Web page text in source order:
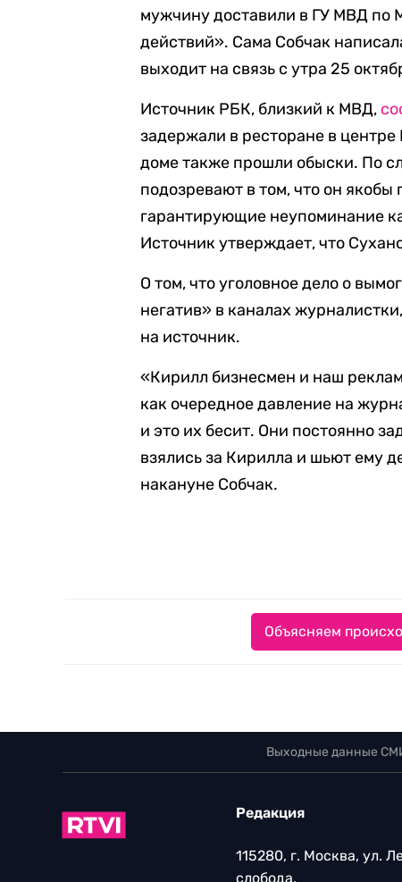
мужчину доставили в ГУ МВД по
действий». Сама Собчак
выходит на связь с утра 25
Источник РБК, близкий к МВД,
задержали в ресторане в
доме также прошли обыски. По
подозревают в том, что он якобы
гарантирующие неупоминание
Источник утверждает, что
О том, что уголовное дело о
негатив» в каналах
на источник.
«Кирилл бизнесмен и наш
как очередное давление на
и это их бесит. Они постоянно
взялись за Кирилла и шьют ему
накануне Собчак.
Объясняем
Выходные данные
Редакция
115280, г. Москва, ул.
слобода,